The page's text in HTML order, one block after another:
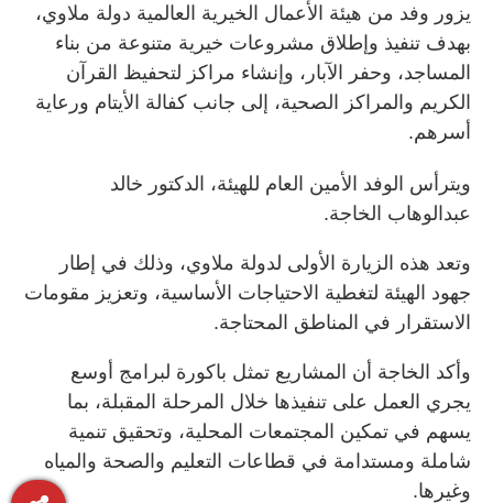
يزور وفد من هيئة الأعمال الخيرية العالمية دولة ملاوي،
بهدف تنفيذ وإطلاق مشروعات خيرية متنوعة من بناء
المساجد، وحفر الآبار، وإنشاء مراكز لتحفيظ القرآن
الكريم والمراكز الصحية، إلى جانب كفالة الأيتام ورعاية
أسرهم.
ويترأس الوفد الأمين العام للهيئة، الدكتور خالد
عبدالوهاب الخاجة.
وتعد هذه الزيارة الأولى لدولة ملاوي، وذلك في إطار
جهود الهيئة لتغطية الاحتياجات الأساسية، وتعزيز مقومات
الاستقرار في المناطق المحتاجة.
وأكد الخاجة أن المشاريع تمثل باكورة لبرامج أوسع
يجري العمل على تنفيذها خلال المرحلة المقبلة، بما
يسهم في تمكين المجتمعات المحلية، وتحقيق تنمية
شاملة ومستدامة في قطاعات التعليم والصحة والمياه
وغيرها.